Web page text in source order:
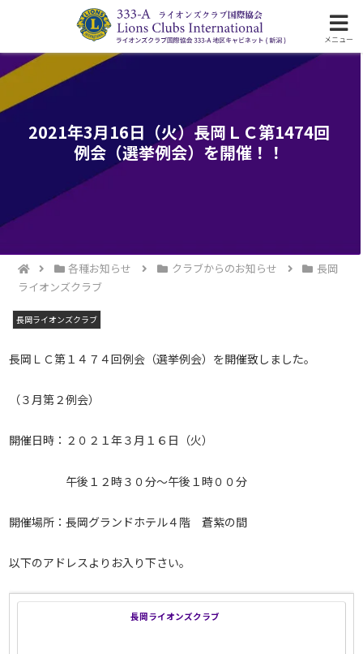
ライオンズクラブ国際協会333-A地区の活動
2021年3月16日（火）長岡ＬＣ第1474回
例会（選挙例会）を開催！！
各種お知らせ クラブからのお知らせ
長岡
ライオンズクラブ
長岡ライオンズクラブ
長岡ＬＣ第１４７４回例会（選挙例会）を開催致しました。
（３月第２例会）
開催日時：２０２１年３月１６日（火）
午後１２時３０分～午後１時００分
開催場所：長岡グランドホテル４階 蒼紫の間
以下のアドレスよりお入り下さい。
長岡ライオンズクラブ
メニュー